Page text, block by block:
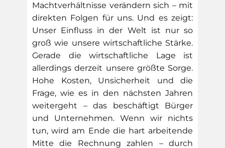
Machtverhältnisse verändern sich – mit
direkten Folgen für uns. Und es zeigt:
Unser Einfluss in der Welt ist nur so
groß wie unsere wirtschaftliche Stärke.
Gerade die wirtschaftliche Lage ist
allerdings derzeit unsere größte Sorge.
Hohe Kosten, Unsicherheit und die
Frage, wie es in den nächsten Jahren
weitergeht – das beschäftigt Bürger
und Unternehmen. Wenn wir nichts
tun, wird am Ende die hart arbeitende
Mitte die Rechnung zahlen – durch